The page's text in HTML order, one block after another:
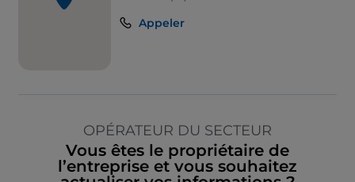
Appeler
OPÉRATEUR DU SECTEUR
Vous êtes le propriétaire de
l’entreprise et vous souhaitez